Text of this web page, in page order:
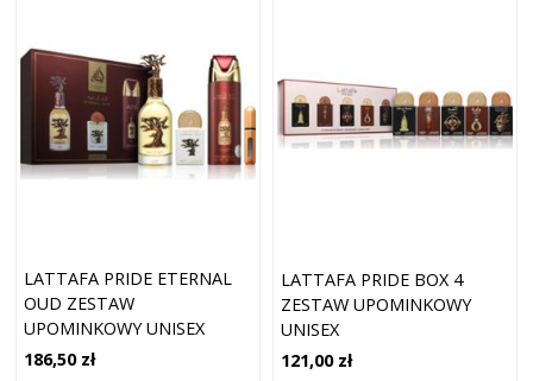
LATTAFA PRIDE ETERNAL
OUD ZESTAW
UPOMINKOWY UNISEX
186,50 zł
LATTAFA PRIDE BOX 4
ZESTAW UPOMINKOWY
UNISEX
121,00 zł